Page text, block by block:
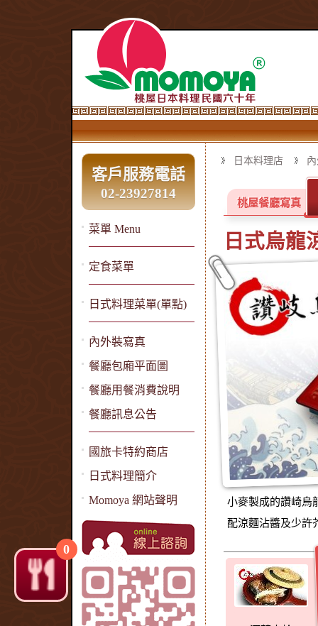
客戶服務電話
02-23927814
菜單 Menu
定食菜單
日式料理菜單(單點)
內外裝寫真
餐廳包廂平面圖
餐廳用餐消費說明
餐廳訊息公告
國旅卡特約商店
日式料理簡介
Momoya 網站聲明
日本料理店
桃屋餐廳寫真
日式烏龍
小麥製成的讚崎烏
配涼麵沾醬及少許
0